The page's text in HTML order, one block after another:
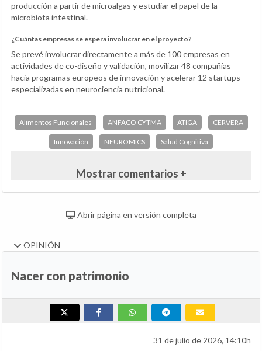
producción a partir de microalgas y estudiar el papel de la
microbiota intestinal.
¿Cuántas empresas se espera involucrar en el proyecto?
Se prevé involucrar directamente a más de 100 empresas en
actividades de co-diseño y validación, movilizar 48 compañías
hacia programas europeos de innovación y acelerar 12 startups
especializadas en neurociencia nutricional.
Alimentos Funcionales ANFACO CYTMA ATIGA CERVERA
Innovación NEUROMICS Salud Cognitiva
Mostrar comentarios +
Abrir página en versión completa
OPINIÓN
Nacer con patrimonio
31 de julio de 2026, 14:10h